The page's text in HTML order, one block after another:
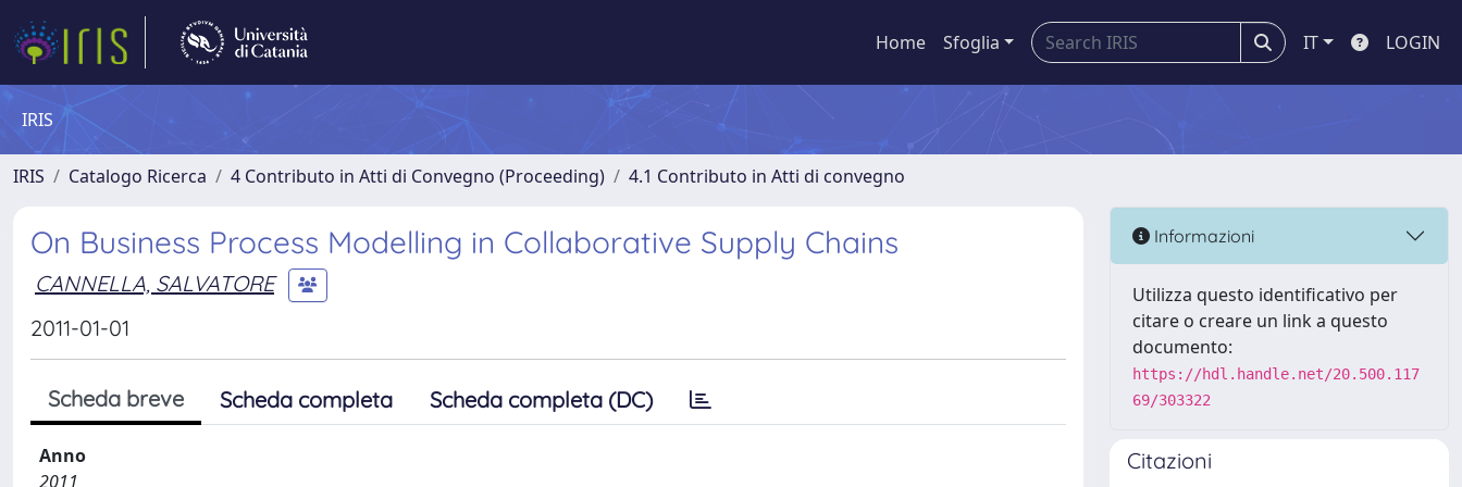
Home Sfoglia IT LOGIN
IRIS
IRIS Catalogo Ricerca 4 Contributo in Atti di Convegno (Proceeding) 4.1 Contributo in Atti di convegno
On Business Process Modelling in Collaborative Supply Chains
CANNELLA, SALVATORE
2011-01-01
Scheda breve Scheda completa Scheda completa (DC)
Anno
2011
Informazioni
Utilizza questo identificativo per
citare o creare un link a questo
documento:
https://hdl.handle.net/20.500.117
69/303322
Citazioni